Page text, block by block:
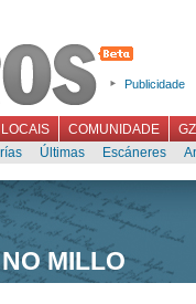
Publicidade
LOCAIS COMUNIDADE
Últimas Escáneres
MILLO